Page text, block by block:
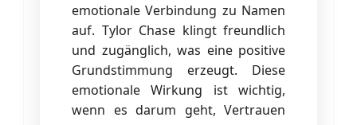
emotionale Verbindung zu Namen
auf. Tylor Chase klingt freundlich
und zugänglich, was eine positive
Grundstimmung erzeugt. Diese
emotionale Wirkung ist wichtig,
wenn es darum geht, Vertrauen